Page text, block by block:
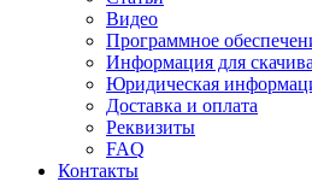
Видео
Программное
Информация для
Юридическая
Доставка и оплата
Реквизиты
FAQ
Контакты